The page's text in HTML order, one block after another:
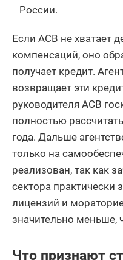
России.
Если АСВ не хватает
компенсаций, оно
получает кредит.
возвращает эти
руководителя АСВ
полностью
года. Дальше
только на
реализован, так как
сектора практически
лицензий и
значительно меньше,
Что признают